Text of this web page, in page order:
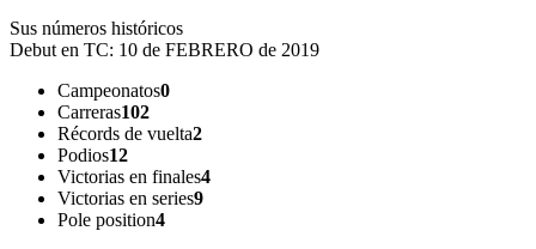
Sus números históricos
Debut en TC: 10 de FEBRERO de 2019
Campeonatos0
Carreras102
Récords de vuelta2
Podios12
Victorias en finales4
Victorias en series9
Pole position4